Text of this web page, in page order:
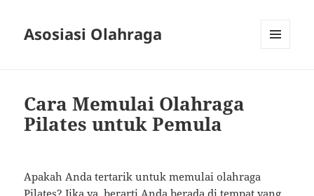
Asosiasi Olahraga
Cara Memulai Olahraga
Pilates untuk Pemula
Apakah Anda tertarik untuk memulai olahraga